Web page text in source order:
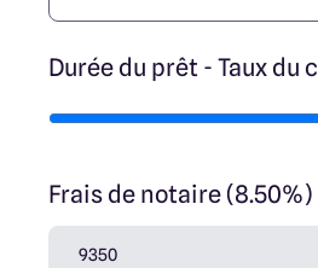
Durée du prêt - Taux du
Frais de notaire (8.50%)